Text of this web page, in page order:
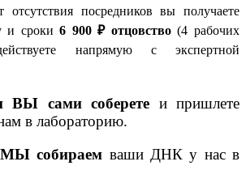
отсутствия посредников вы получаете
и сроки6 900 ₽ отцовство(4 рабочих
напрямую с экспертной
сами соберете и пришлете
в лабораторию.
собираем ваши ДНК у нас в